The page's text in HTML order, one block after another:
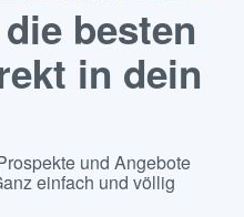
besten
in dein
und Angebote
einfach und völlig